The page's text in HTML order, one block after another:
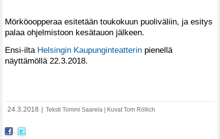
Mörköoopperaa esitetään toukokuun puoliväliin, ja esitys
palaa ohjelmistoon kesätauon jälkeen.
Ensi-ilta Helsingin Kaupunginteatterin pienellä
näyttämöllä 22.3.2018.
24.3.2018 Teksti Tommi Saarela | Kuvat Tom Röllich